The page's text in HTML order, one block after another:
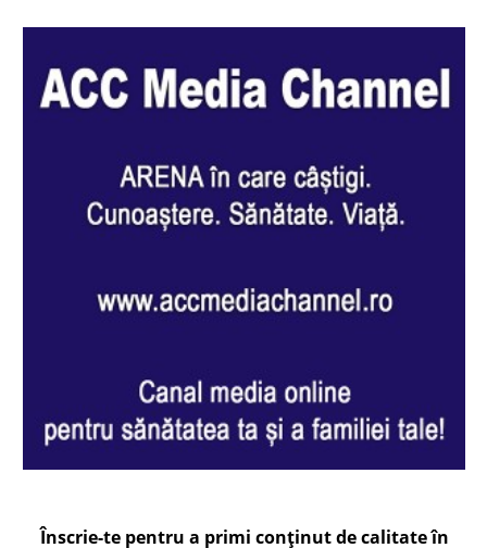
Înscrie-te pentru a primi conținut de calitate în